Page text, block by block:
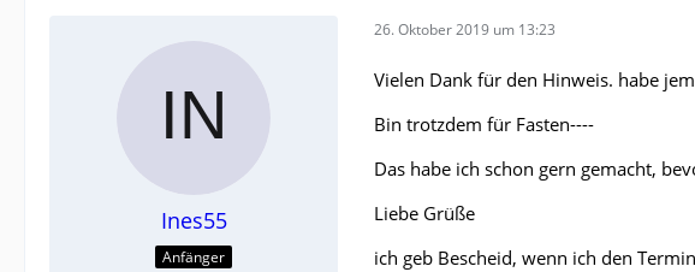
Ines55
Anfänger
26. Oktober 2019 um 13:23
Vielen Dank für den Hinweis. habe
Bin trotzdem für Fasten----
Das habe ich schon gern gemacht,
Liebe Grüße
ich geb Bescheid, wenn ich den